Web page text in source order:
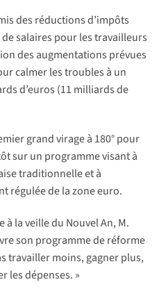
des réductions d’impôts
salaires pour les travailleurs
des augmentations prévues
calmer les troubles à un
d’euros (11 milliards de
grand virage à 180° pour
sur un programme visant à
traditionnelle et à
régulée de la zone euro.
la veille du Nouvel An, M.
son programme de réforme
travailler moins, gagner plus,
les dépenses. »